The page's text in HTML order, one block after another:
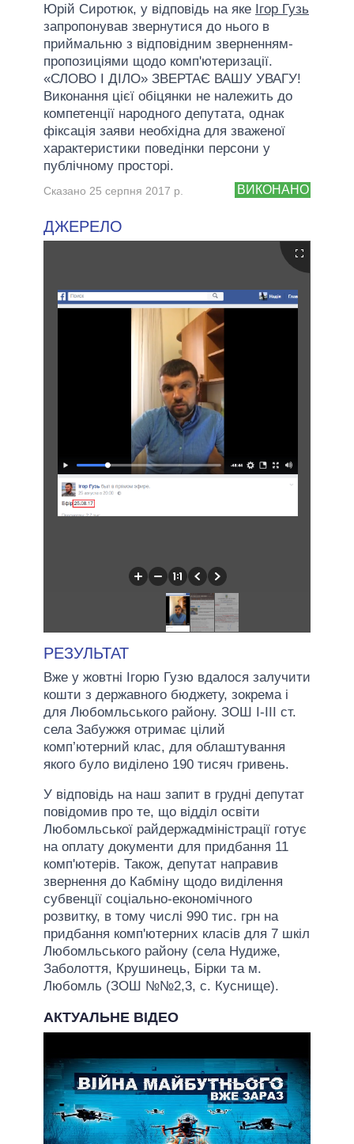
Юрій Сиротюк, у відповідь на яке Ігор Гузь
запропонував звернутися до нього в
приймальню з відповідним зверненням-
пропозиціями щодо комп'ютеризації.
«СЛОВО І ДІЛО» ЗВЕРТАЄ ВАШУ УВАГУ!
Виконання цієї обіцянки не належить до
компетенції народного депутата, однак
фіксація заяви необхідна для зваженої
характеристики поведінки персони у
публічному просторі.
ВИКОНАНО
Сказано 25 серпня 2017 р.
ДЖЕРЕЛО
РЕЗУЛЬТАТ
Вже у жовтні Ігорю Гузю вдалося залучити
кошти з державного бюджету, зокрема і
для Любомльського району. ЗОШ І-ІІІ ст.
села Забужжя отримає цілий
комп’ютерний клас, для облаштування
якого було виділено 190 тисяч гривень.
У відповідь на наш запит в грудні депутат
повідомив про те, що відділ освіти
Любомльської райдержадміністрації готує
на оплату документи для придбання 11
комп'ютерів. Також, депутат направив
звернення до Кабміну щодо виділення
субвенції соціально-економічного
розвитку, в тому числі 990 тис. грн на
придбання комп'ютерних класів для 7 шкіл
Любомльського району (села Нудиже,
Заболоття, Крушинець, Бірки та м.
Любомль (ЗОШ №№2,3, с. Куснище).
АКТУАЛЬНЕ ВІДЕО